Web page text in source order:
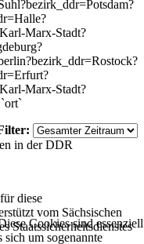
Marx-Stadt?
Marx-Stadt?
diese
vom Sächsischen
Staatssicherheitsdienstes
Cookies sind essenziell
um sogenannte